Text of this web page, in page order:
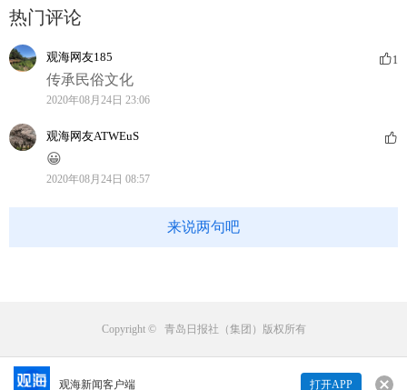
观海新闻客户端 打开APP
热门评论
观海网友185 1
传承民俗文化
2020年08月24日 23:06
观海网友ATWEuS
😀
2020年08月24日 08:57
来说两句吧
Copyright © 青岛日报社（集团）版权所有